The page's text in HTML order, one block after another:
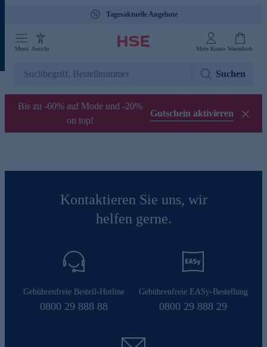
Tagesaktuelle Angebote
Menü Ansicht Mein Konto Warenkorb
Suchen
Bis zu -60% auf Mode und -20%
on top!
Gutschein aktivieren
Kontaktieren Sie uns, wir
helfen gerne.
Gebührenfreie Bestell-Hotline
0800 29 888 88
Gebührenfreie EASy-Bestellung
0800 29 888 29